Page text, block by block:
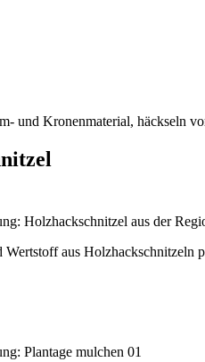
und Kronenmaterial, häckseln
Wertstoff aus